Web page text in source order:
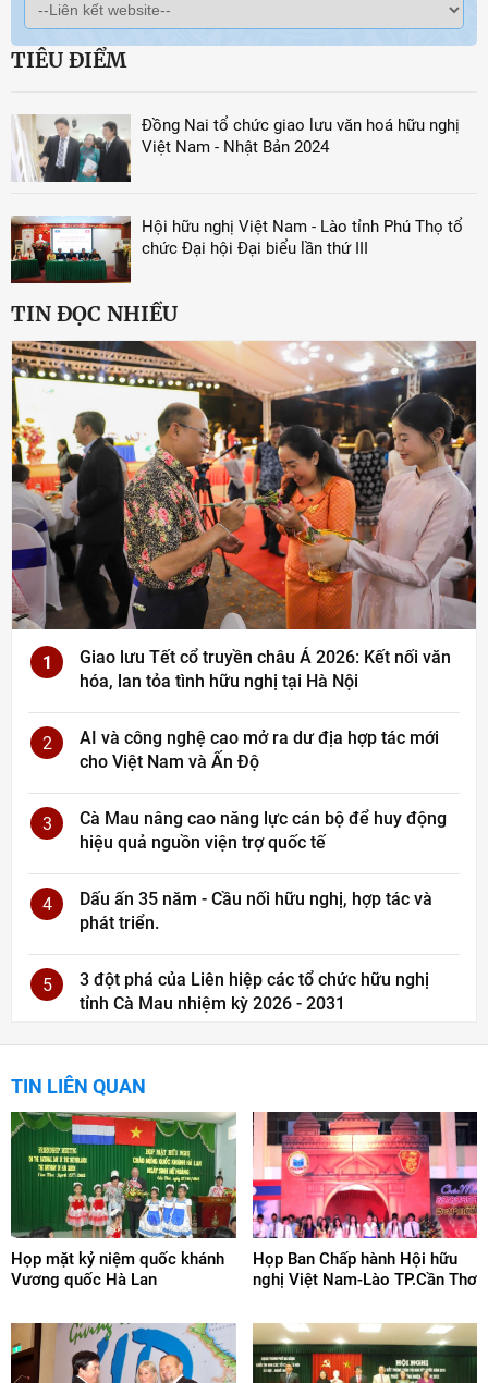
TIÊU ĐIỂM
Đồng Nai tổ chức giao lưu văn hoá hữu nghị
Việt Nam - Nhật Bản 2024
Hội hữu nghị Việt Nam - Lào tỉnh Phú Thọ tổ
chức Đại hội Đại biểu lần thứ III
TIN ĐỌC NHIỀU
1
Giao lưu Tết cổ truyền châu Á 2026: Kết nối văn
hóa, lan tỏa tình hữu nghị tại Hà Nội
2
AI và công nghệ cao mở ra dư địa hợp tác mới
cho Việt Nam và Ấn Độ
3
Cà Mau nâng cao năng lực cán bộ để huy động
hiệu quả nguồn viện trợ quốc tế
4
Dấu ấn 35 năm - Cầu nối hữu nghị, hợp tác và
phát triển.
5
3 đột phá của Liên hiệp các tổ chức hữu nghị
tỉnh Cà Mau nhiệm kỳ 2026 - 2031
TIN LIÊN QUAN
Họp mặt kỷ niệm quốc khánh
Vương quốc Hà Lan
Họp Ban Chấp hành Hội hữu
nghị Việt Nam-Lào TP.Cần Thơ